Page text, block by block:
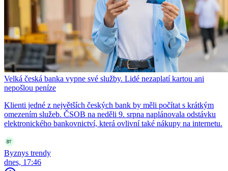
Velká česká banka vypne své služby. Lidé nezaplatí kartou ani
nepošlou peníze
Klienti jedné z největších českých bank by měli počítat s krátkým
omezením služeb. ČSOB na neděli 9. srpna naplánovala odstávku
elektronického bankovnictví, která ovlivní také nákupy na internetu.
Byznys trendy
dnes, 17:46